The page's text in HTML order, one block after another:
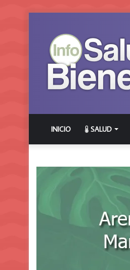
INICIO SALUD